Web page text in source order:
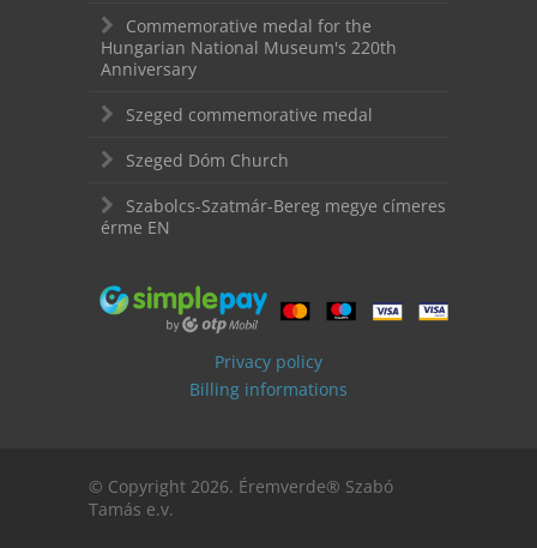
Commemorative medal for the
Hungarian National Museum's 220th
Anniversary
Szeged commemorative medal
Szeged Dóm Church
Szabolcs-Szatmár-Bereg megye címeres
érme EN
Privacy policy
Billing informations
© Copyright 2026. Éremverde® Szabó
Tamás e.v.